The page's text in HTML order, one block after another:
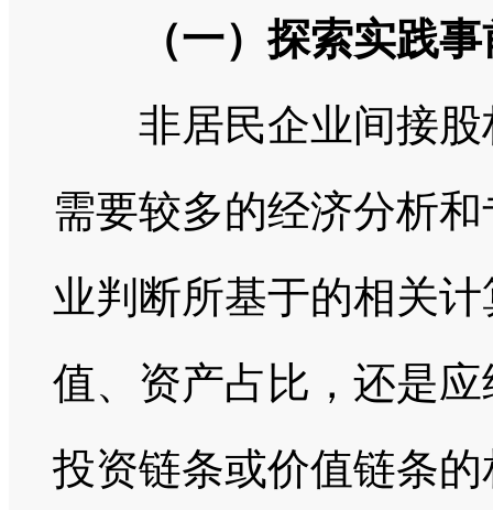
（一）探索实践
非居民企业间接股
需要较多的经济分析
业判断所基于的相关
值、资产占比，还是
投资链条或价值链条